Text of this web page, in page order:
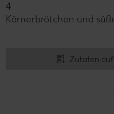
4
Körnerbrötchen und
Zutaten